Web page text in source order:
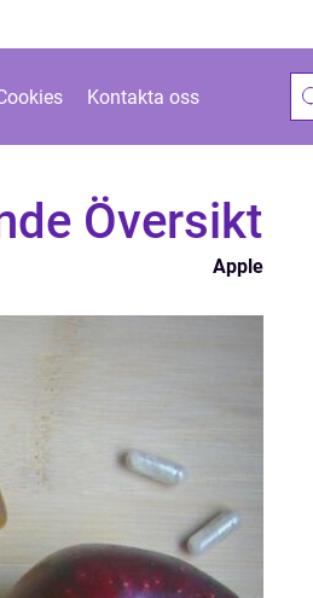
Kontakta oss
Översikt
Apple